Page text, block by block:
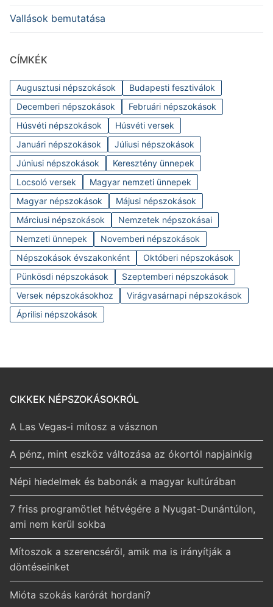
Vallások bemutatása
CÍMKÉK
Augusztusi népszokások
Budapesti fesztiválok
Decemberi népszokások
Februári népszokások
Húsvéti népszokások
Húsvéti versek
Januári népszokások
Júliusi népszokások
Júniusi népszokások
Keresztény ünnepek
Locsoló versek
Magyar nemzeti ünnepek
Magyar népszokások
Májusi népszokások
Márciusi népszokások
Nemzetek népszokásai
Nemzeti ünnepek
Novemberi népszokások
Népszokások évszakonként
Októberi népszokások
Pünkösdi népszokások
Szeptemberi népszokások
Versek népszokásokhoz
Virágvasárnapi népszokások
Áprilisi népszokások
CIKKEK NÉPSZOKÁSOKRÓL
A Las Vegas-i mítosz a vásznon
A pénz, mint eszköz változása az ókortól napjainkig
Népi hiedelmek és babonák a magyar kultúrában
7 friss programötlet hétvégére a Nyugat-Dunántúlon,
ami nem kerül sokba
Mítoszok a szerencséről, amik ma is irányítják a
döntéseinket
Mióta szokás karórát hordani?